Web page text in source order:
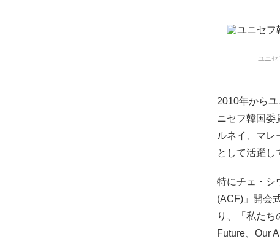
ユニ
2010年から
ニセフ韓国委
ルネイ、マレ
として活躍し
特にチェ・シ
(ACF)」開会
り、「私た
Future、Our